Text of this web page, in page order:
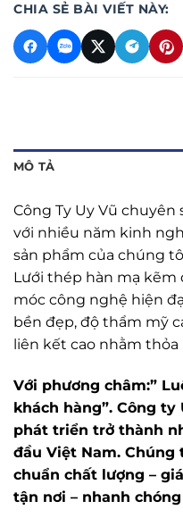
CHIA SẺ BÀI VIẾT NÀY:
MÔ TẢ
Công Ty Uy Vũ chuyên
với nhiều năm kinh
sản phẩm của chúng
Lưới thép hàn mạ kẽm
móc công nghệ hiện
bền đẹp, độ thẩm mỹ
liên kết cao nhằm
Với phương châm:”
khách hàng”. Công
phát triển trở thành
đầu Việt Nam.
chuẩn chất lượng –
tận nơi – nhanh